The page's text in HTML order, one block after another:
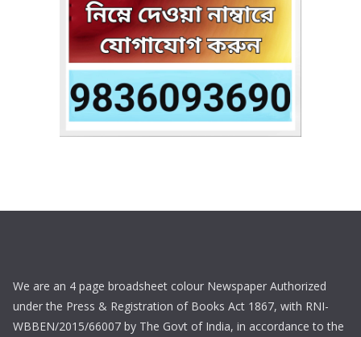
We are an 4 page broadsheet colour Newspaper Authorized
under the Press & Registration of Books Act 1867, with RNI-
WBBEN/2015/66007 by The Govt of India, in accordance to the